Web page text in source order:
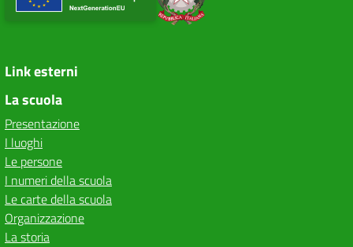
Link esterni
La scuola
Presentazione
I luoghi
Le persone
I numeri della scuola
Le carte della scuola
Organizzazione
La storia